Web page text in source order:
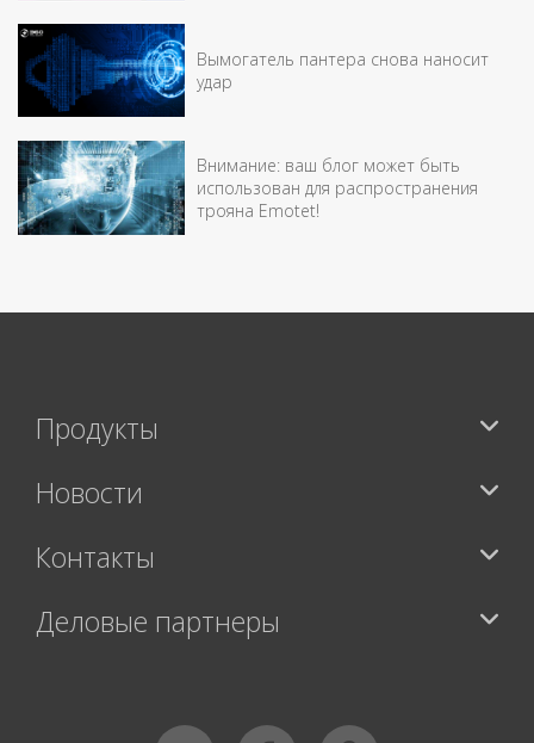
Вымогатель пантера снова наносит
удар
Внимание: ваш блог может быть
использован для распространения
трояна Emotet!
Продукты
Новости
Контакты
Деловые партнеры